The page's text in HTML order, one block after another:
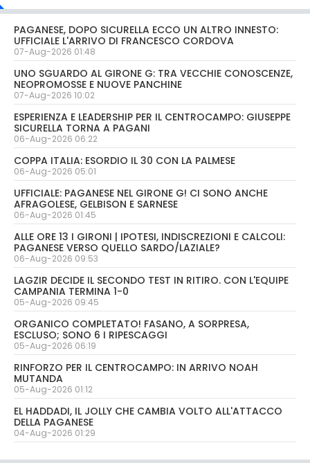
PAGANESE, DOPO SICURELLA ECCO UN ALTRO INNESTO:
UFFICIALE L'ARRIVO DI FRANCESCO CORDOVA
07-Aug-2026 01:48
UNO SGUARDO AL GIRONE G: TRA VECCHIE CONOSCENZE,
NEOPROMOSSE E NUOVE PANCHINE
07-Aug-2026 10:02
ESPERIENZA E LEADERSHIP PER IL CENTROCAMPO: GIUSEPPE
SICURELLA TORNA A PAGANI
06-Aug-2026 06:22
COPPA ITALIA: ESORDIO IL 30 CON LA PALMESE
06-Aug-2026 05:01
UFFICIALE: PAGANESE NEL GIRONE G! CI SONO ANCHE
AFRAGOLESE, GELBISON E SARNESE
06-Aug-2026 01:45
ALLE ORE 13 I GIRONI | IPOTESI, INDISCREZIONI E CALCOLI:
PAGANESE VERSO QUELLO SARDO/LAZIALE?
06-Aug-2026 09:53
LAGZIR DECIDE IL SECONDO TEST IN RITIRO. CON L'EQUIPE
CAMPANIA TERMINA 1-0
05-Aug-2026 09:45
ORGANICO COMPLETATO! FASANO, A SORPRESA,
ESCLUSO; SONO 6 I RIPESCAGGI
05-Aug-2026 06:19
RINFORZO PER IL CENTROCAMPO: IN ARRIVO NOAH
MUTANDA
05-Aug-2026 01:12
EL HADDADI, IL JOLLY CHE CAMBIA VOLTO ALL'ATTACCO
DELLA PAGANESE
04-Aug-2026 01:29